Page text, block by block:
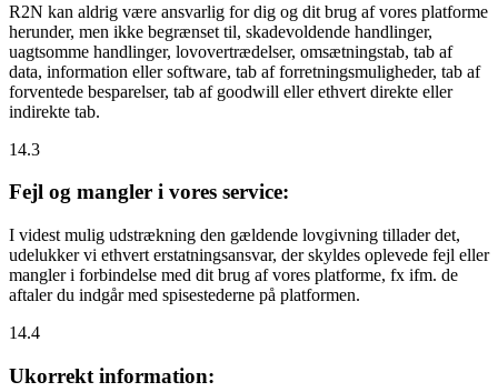
R2N kan aldrig være ansvarlig for dig og dit brug af vores platforme
herunder, men ikke begrænset til, skadevoldende handlinger,
uagtsomme handlinger, lovovertrædelser, omsætningstab, tab af
data, information eller software, tab af forretningsmuligheder, tab af
forventede besparelser, tab af goodwill eller ethvert direkte eller
indirekte tab.
14.3
Fejl og mangler i vores service:
I videst mulig udstrækning den gældende lovgivning tillader det,
udelukker vi ethvert erstatningsansvar, der skyldes oplevede fejl eller
mangler i forbindelse med dit brug af vores platforme, fx ifm. de
aftaler du indgår med spisestederne på platformen.
14.4
Ukorrekt information: